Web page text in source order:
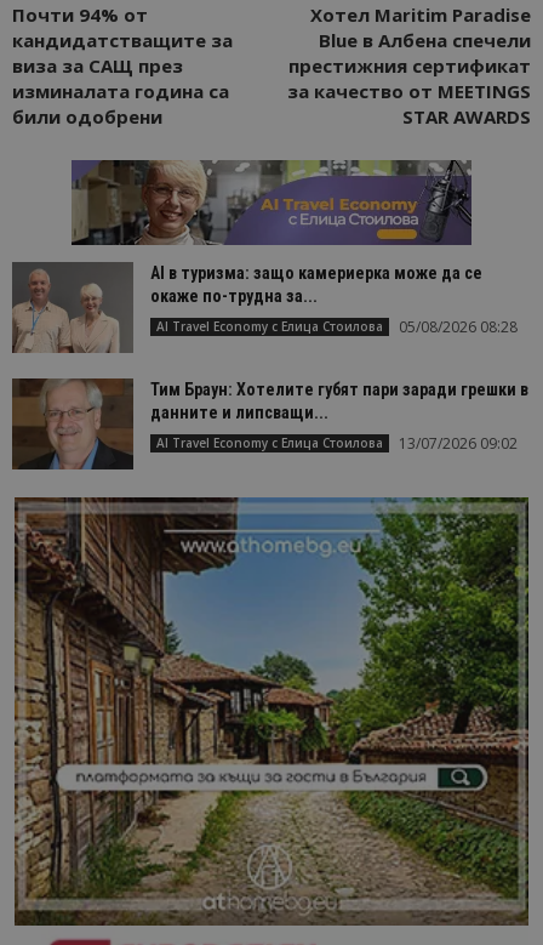
Почти 94% от
кандидатстващите за
виза за САЩ през
изминалата година са
били одобрени
Хотел Maritim Paradise
Blue в Албена спечели
престижния сертификат
за качество от MEETINGS
STAR AWARDS
AI в туризма: защо камериерка може да се
окаже по-трудна за...
AI Travel Economy с Елица Стоилова 05/08/2026 08:28
Тим Браун: Хотелите губят пари заради грешки в
данните и липсващи...
AI Travel Economy с Елица Стоилова 13/07/2026 09:02